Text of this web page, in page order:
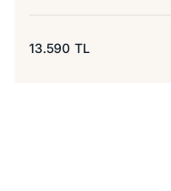
13.590 TL